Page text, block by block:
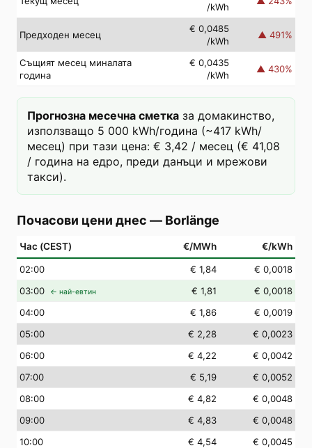
/kWh
Предходен месец
€ 0,0485
/kWh
▲ 491%
Същият месец миналата
година
€ 0,0435
/kWh
▲ 430%
Прогнозна месечна сметка за домакинство,
използващо 5 000 kWh/година (~417 kWh/
месец) при тази цена: € 3,42 / месец (€ 41,08
/ година на едро, преди данъци и мрежови
такси).
Почасови цени днес — Borlänge
Час (CEST) €/MWh €/kWh
02:00 € 1,84
€ 0,0018
03:00 ← най-евтин € 1,81
€ 0,0018
04:00 € 1,86
€ 0,0019
05:00 € 2,28
€ 0,0023
06:00 € 4,22
€ 0,0042
07:00 € 5,19
€ 0,0052
08:00 € 4,82
€ 0,0048
09:00 € 4,83
€ 0,0048
10:00 € 4,54
€ 0,0045